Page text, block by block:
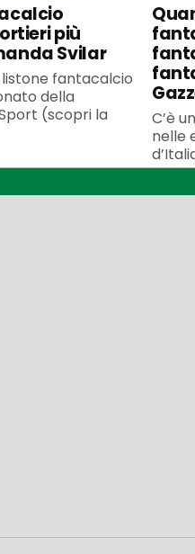
più
Svilar
listone fantacalcio
della
(scopri la
C’è
nelle